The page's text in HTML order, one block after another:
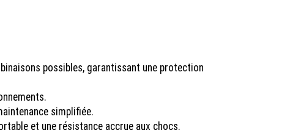
possibles, garantissant une protection
simplifiée.
et une résistance accrue aux chocs.